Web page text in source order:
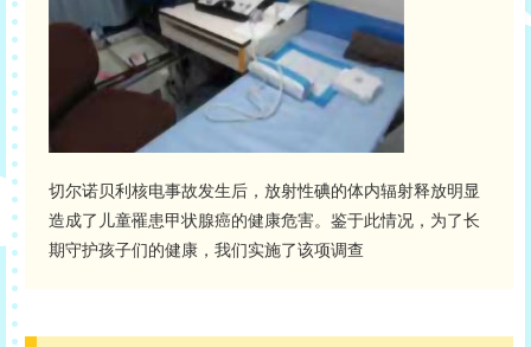
切尔诺贝利核电事故发生后，放射性碘的体内辐射释放明显
造成了儿童罹患甲状腺癌的健康危害。鉴于此情况，为了长
期守护孩子们的健康，我们实施了该项调查